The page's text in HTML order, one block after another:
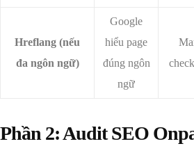
Hreflang (nếu
đa ngôn ngữ)
Google
hiểu page
đúng ngôn
ngữ
Phần 2: Audit SEO